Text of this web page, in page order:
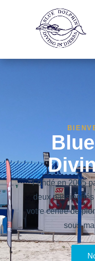
Fondé en 2005
deux
votre centre de
sous-